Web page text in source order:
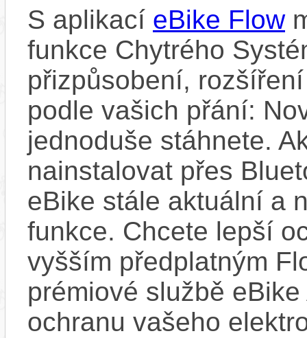
S aplikací eBike Flow
funkce Chytrého
přizpůsobení,
podle vašich přání:
jednoduše stáhnete.
nainstalovat přes
eBike stále aktuální a
funkce. Chcete lepší
vyšším předplatným
prémiové službě
ochranu vašeho